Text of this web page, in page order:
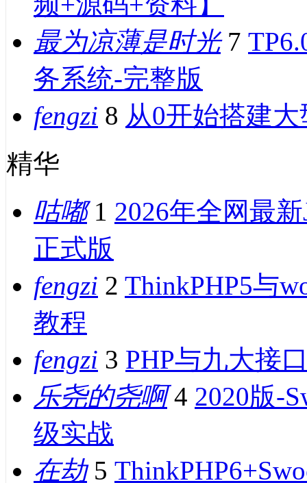
最为凉薄是时光 7
务系统-完整版
fengzi 8 从0开始搭建
精华
咕嘟 1 2026年全网最
正式版
fengzi 2 ThinkPHP5与
教程
fengzi 3 PHP与九大接
乐尧的尧啊 4 2020版-
级实战
在劫 5